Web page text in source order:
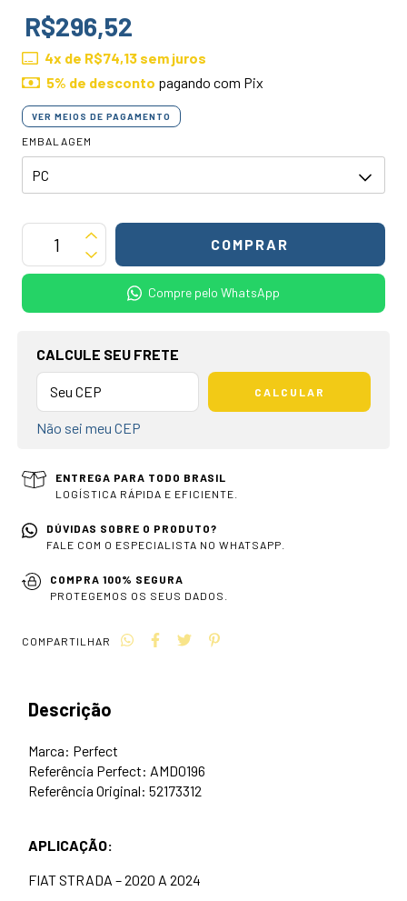
R$296,52
4x de R$74,13 sem juros
5% de desconto pagando com Pix
VER MEIOS DE PAGAMENTO
EMBALAGEM
Compre pelo WhatsApp
OPÇÕES DE FRETE
CALCULE SEU FRETE
CALCULAR
Não sei meu CEP
ENTREGA PARA TODO BRASIL
LOGÍSTICA RÁPIDA E EFICIENTE.
DÚVIDAS SOBRE O PRODUTO?
FALE COM O ESPECIALISTA NO WHATSAPP.
COMPRA 100% SEGURA
PROTEGEMOS OS SEUS DADOS.
COMPARTILHAR
Descrição
Marca: Perfect
Referência Perfect: AMD0196
Referência Original: 52173312
APLICAÇÃO:
FIAT STRADA – 2020 A 2024